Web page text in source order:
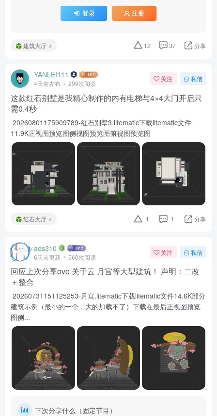
登录 注册
建筑大厅 12 37 分享
YANLEI111
4天前发布 299次阅读
关注 私信
这款红石别墅是我精心制作的内有电梯与4×4大门开启只
需0.4秒
20260801175909789-红石别墅3.litematic下载litematic文件
11.9K正视图预览图侧视图预览图俯视图预览图
红石大厅 1 1 分享
aos310
6天前更新 560次阅读
关注 私信
回应上次分享ovo 关于云 月宫等大型建筑！ 声明：二改
＋整合
20260731151125253-月宫.litematic下载litematic文件14.6K部分
建筑示例（最小的一个，大的加载不了）下载在最后正视图预览
图侧...
下次分享什么（固定节目）